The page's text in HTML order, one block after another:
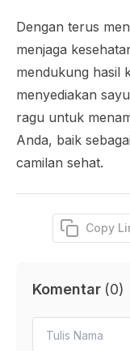
Dengan terus
menjaga
mendukung hasil
menyediakan
ragu untuk
Anda, baik
camilan sehat.
Copy
Komentar (0)